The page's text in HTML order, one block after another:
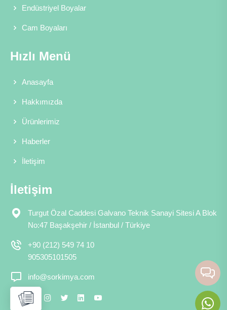
Endüstriyel Boyalar
Cam Boyaları
Hızlı Menü
Anasayfa
Hakkımızda
Ürünlerimiz
Haberler
İletişim
İletişim
Turgut Özal Caddesi Galvano Teknik Sanayi Sitesi A Blok
No:47 Başakşehir / İstanbul / Türkiye
+90 (212) 549 74 10
905305101505
info@sorkimya.com